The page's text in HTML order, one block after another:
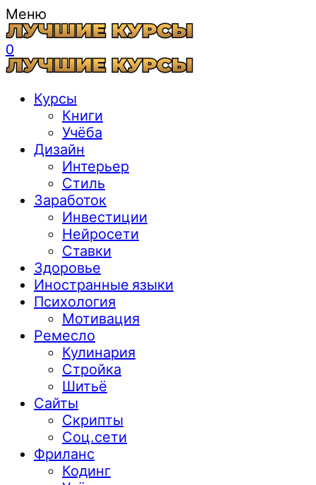
Меню
0
Курсы
Книги
Учёба
Дизайн
Интерьер
Стиль
Заработок
Инвестиции
Нейросети
Ставки
Здоровье
Иностранные языки
Психология
Мотивация
Ремесло
Кулинария
Стройка
Шитьё
Сайты
Скрипты
Соц.сети
Фриланс
Кодинг